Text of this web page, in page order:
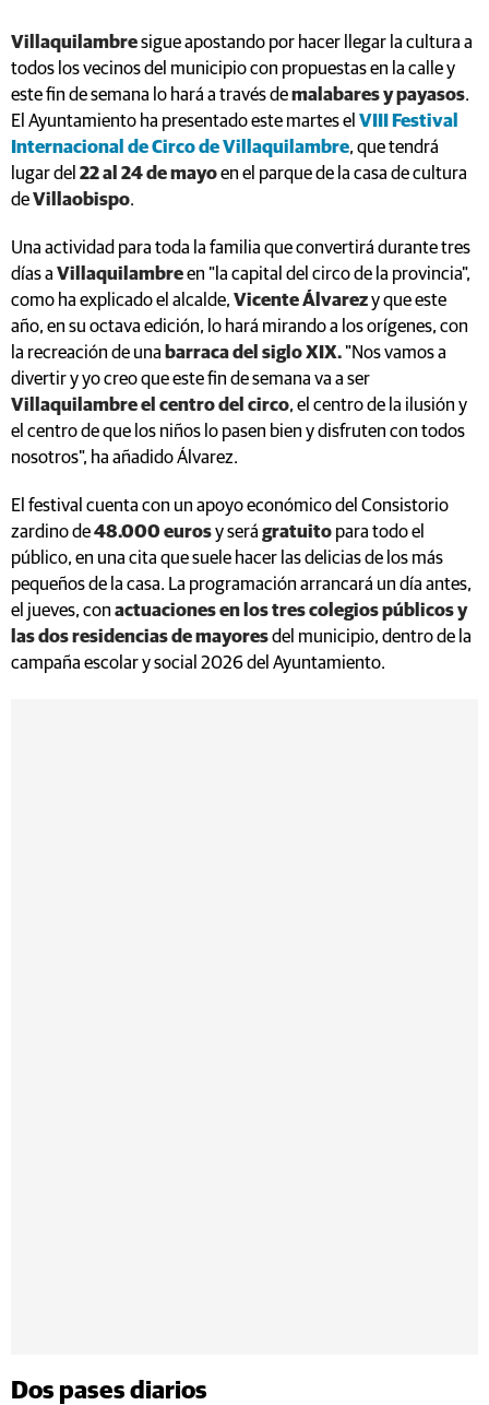
Villaquilambresigue apostando por hacer llegar la cultura a
todos los vecinos del municipio con propuestas en la calle y
este fin de semana lo hará a través demalabares y payasos.
El Ayuntamiento ha presentado este martes el VIII Festival
Internacional de Circo de Villaquilambre, que tendrá
lugar del 22 al 24 de mayoen el parque de la casa de cultura
deVillaobispo.
Una actividad para toda la familia que convertirá durante tres
días a Villaquilambreen "la capital del circo de la provincia",
como ha explicado el alcalde, Vicente Álvarezy que este
año, en su octava edición, lo hará mirando a los orígenes, con
la recreación de una barraca del siglo XIX. "Nos vamos a
divertir y yo creo que este fin de semana va a ser
Villaquilambre el centro del circo, el centro de la ilusión y
el centro de que los niños lo pasen bien y disfruten con todos
nosotros", ha añadido Álvarez.
El festival cuenta con un apoyo económico del Consistorio
zardino de48.000 eurosy será gratuito para todo el
público, en una cita que suele hacer las delicias de los más
pequeños de la casa. La programación arrancará un día antes,
el jueves, con actuaciones en los tres colegios públicos y
las dos residencias de mayoresdel municipio, dentro de la
campaña escolar y social 2026 del Ayuntamiento.
Dos pases diarios